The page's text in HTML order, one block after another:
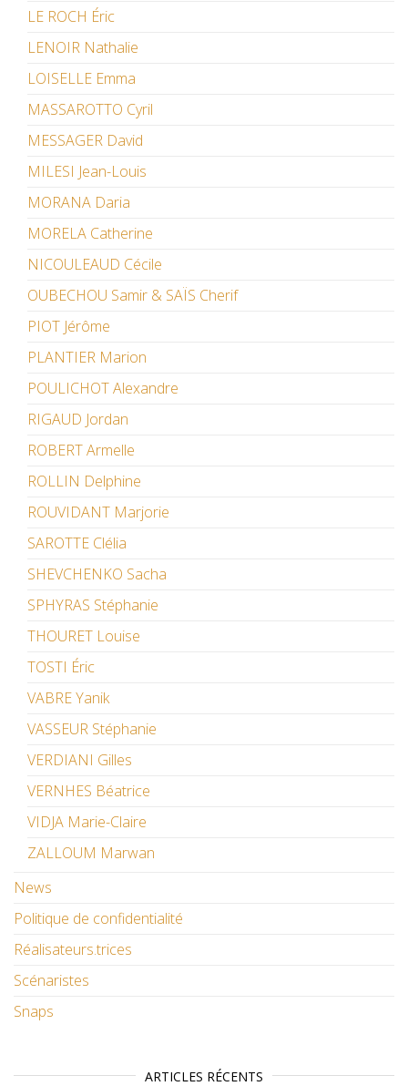
LE ROCH Éric
LENOIR Nathalie
LOISELLE Emma
MASSAROTTO Cyril
MESSAGER David
MILESI Jean-Louis
MORANA Daria
MORELA Catherine
NICOULEAUD Cécile
OUBECHOU Samir & SAÏS Cherif
PIOT Jérôme
PLANTIER Marion
POULICHOT Alexandre
RIGAUD Jordan
ROBERT Armelle
ROLLIN Delphine
ROUVIDANT Marjorie
SAROTTE Clélia
SHEVCHENKO Sacha
SPHYRAS Stéphanie
THOURET Louise
TOSTI Éric
VABRE Yanik
VASSEUR Stéphanie
VERDIANI Gilles
VERNHES Béatrice
VIDJA Marie-Claire
ZALLOUM Marwan
News
Politique de confidentialité
Réalisateurs.trices
Scénaristes
Snaps
ARTICLES RÉCENTS